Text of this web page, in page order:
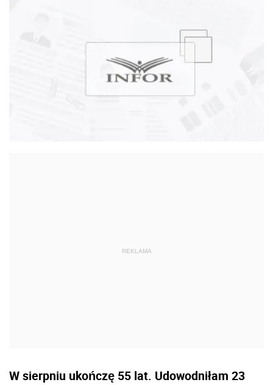
W sierpniu ukończę 55 lat. Udowodniłam 23